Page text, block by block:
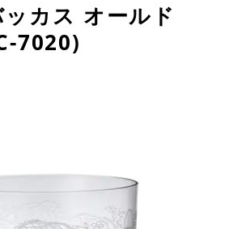
カス オールド
7020)